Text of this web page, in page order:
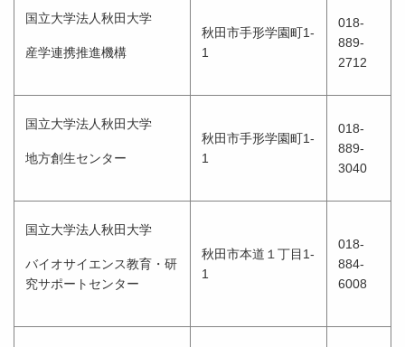
国立大学法人秋田大学
産学連携推進機構
秋田市手形学園町1-
1
018-
889-
2712
国立大学法人秋田大学
地方創生センター
秋田市手形学園町1-
1
018-
889-
3040
国立大学法人秋田大学
バイオサイエンス教育・研
究サポートセンター
秋田市本道１丁目1-
1
018-
884-
6008